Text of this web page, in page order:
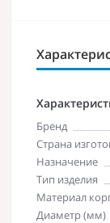
Бренд
Страна
Назначение
Тип изделия
Материал
Диаметр (мм)